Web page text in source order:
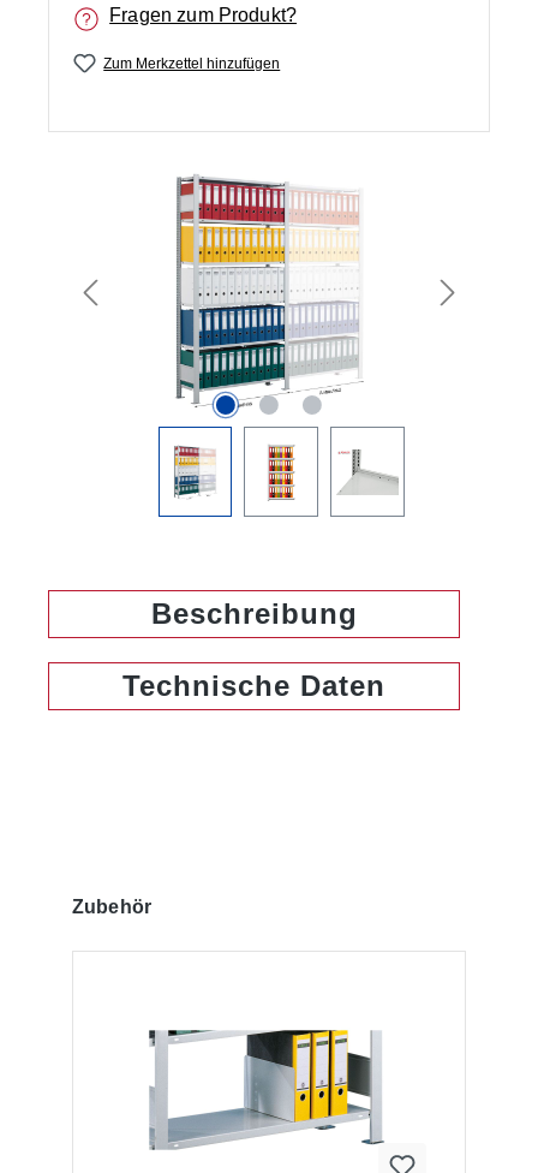
Fragen zum Produkt?
Zum Merkzettel hinzufügen
Beschreibung
Technische Daten
Produktgalerie überspringen
Zubehör